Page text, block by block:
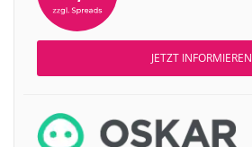
JETZT INFORMIEREN